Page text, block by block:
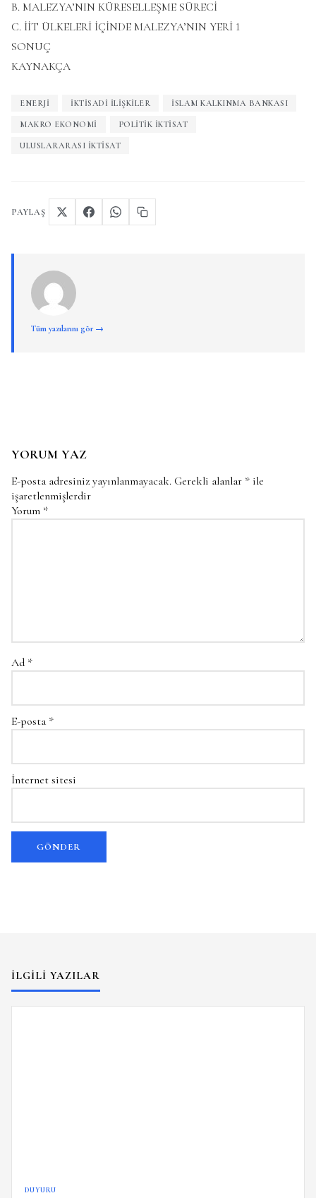
B. MALEZYA’NIN KÜRESELLEŞME SÜRECİ
C. İİT ÜLKELERİ İÇİNDE MALEZYA’NIN YERİ 1
SONUÇ
KAYNAKÇA
ENERJI IKTISADI ILIŞKILER İSLAM KALKINMA BANKASI
MAKRO EKONOMI POLITIK IKTISAT
ULUSLARARASI IKTISAT
PAYLAŞ
Tüm yazılarını gör →
YORUM YAZ
E-posta adresiniz yayınlanmayacak. Gerekli alanlar * ile
işaretlenmişlerdir
Yorum *
Ad *
E-posta *
İnternet sitesi
İLGILI YAZILAR
DUYURU